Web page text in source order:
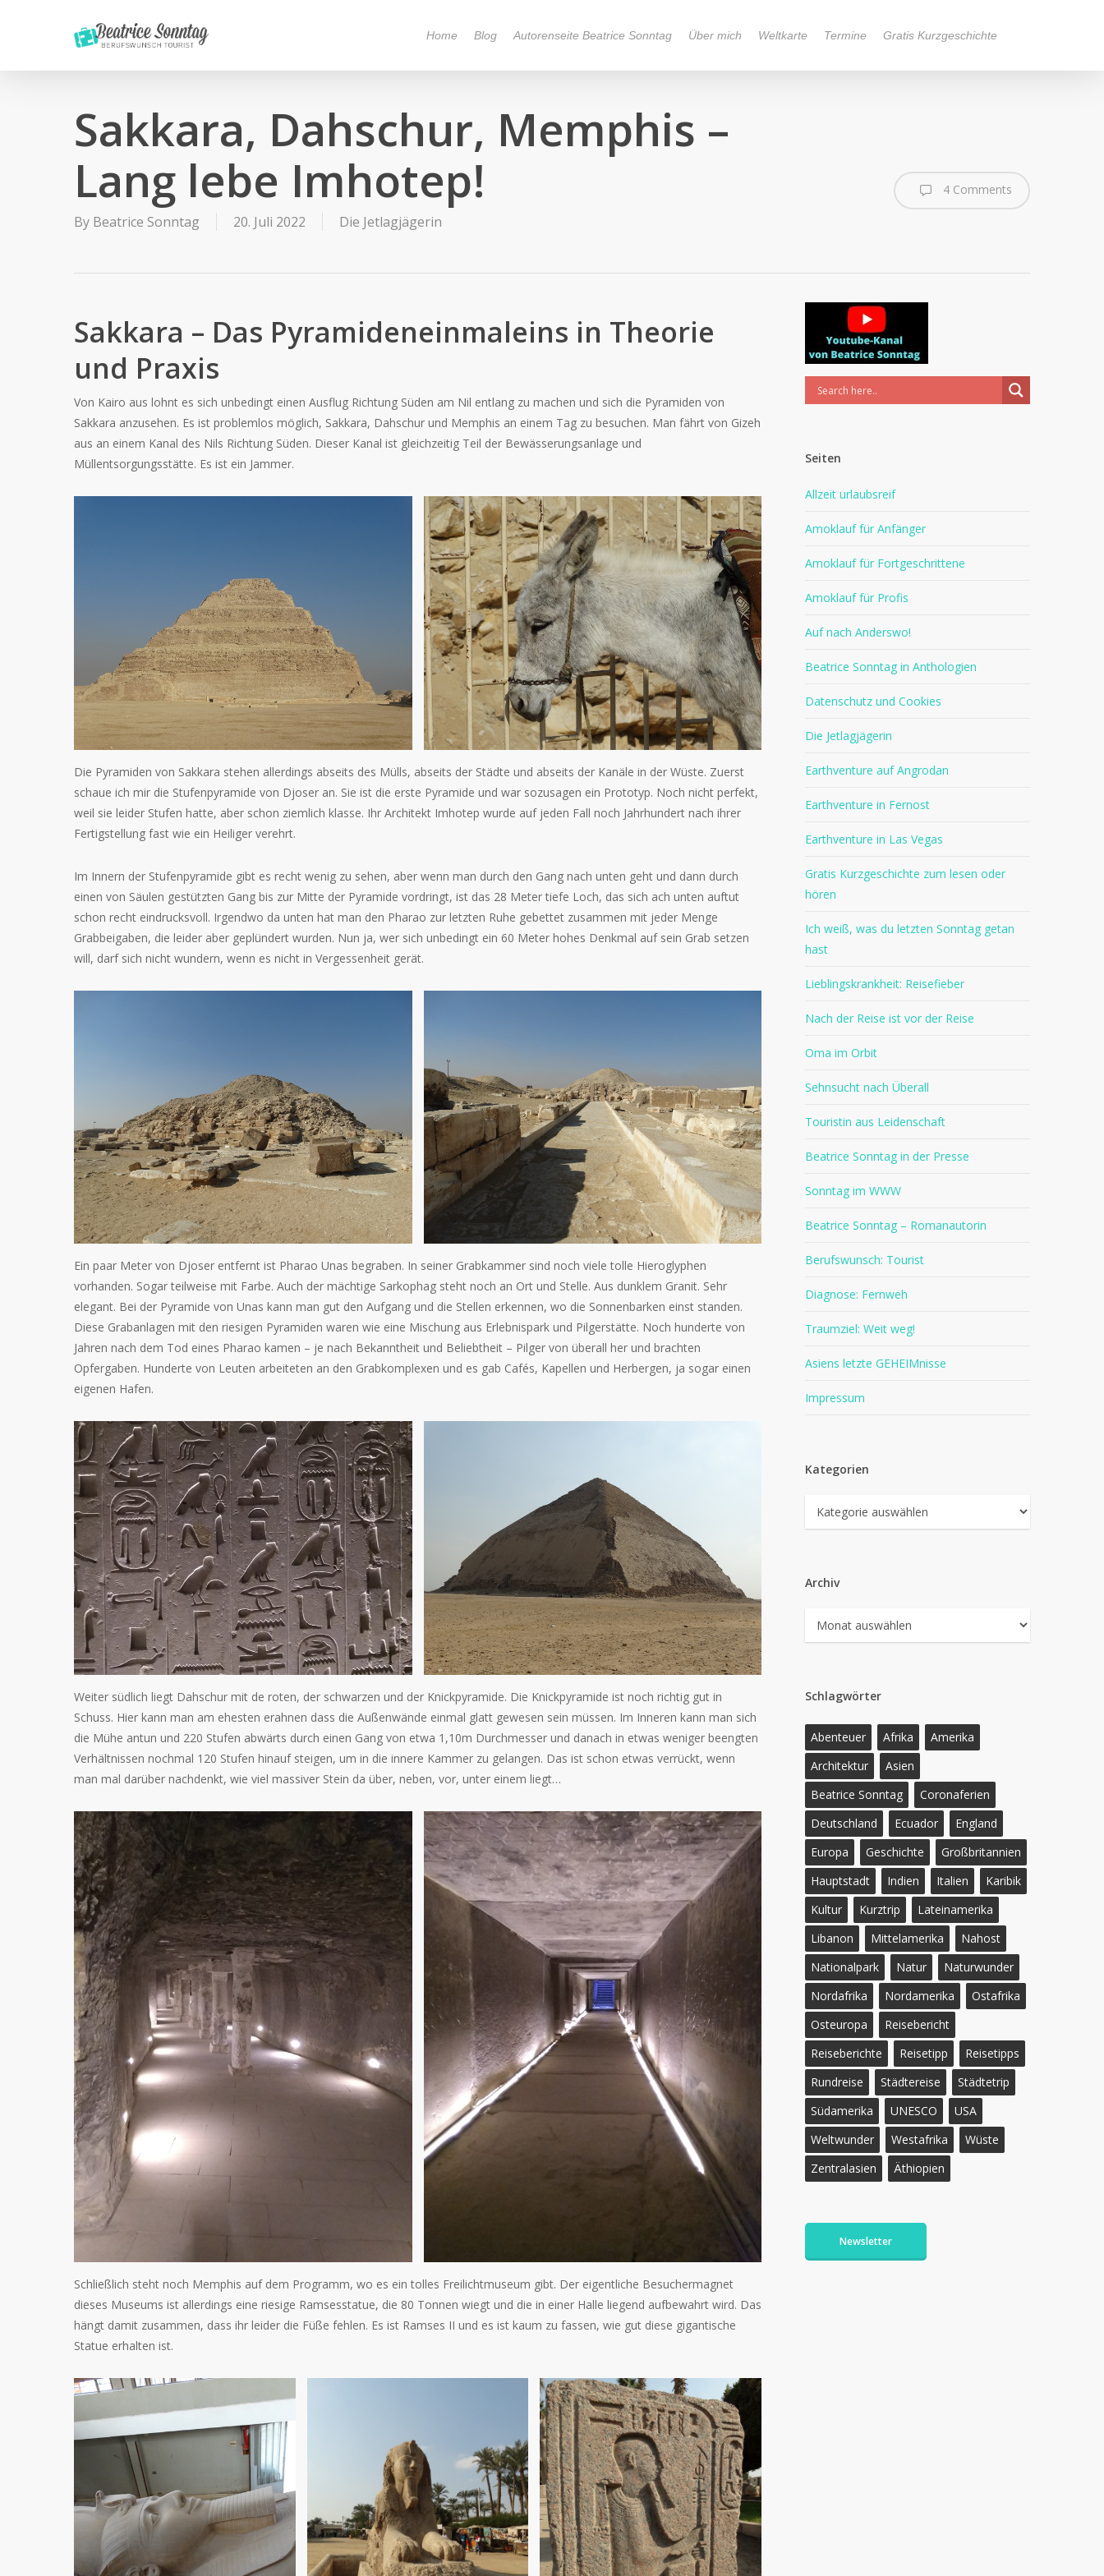
content
Home Blog Autorenseite Beatrice Sonntag Über mich Weltkarte Termine Gratis Kurzgeschichte
Sakkara, Dahschur, Memphis –
Lang lebe Imhotep!
By Beatrice Sonntag 20. Juli 2022 Die Jetlagjägerin
4 Comments
Sakkara – Das Pyramideneinmaleins in Theorie
und Praxis
Von Kairo aus lohnt es sich unbedingt einen Ausflug Richtung Süden am Nil entlang zu machen und sich die Pyramiden von
Sakkara anzusehen. Es ist problemlos möglich, Sakkara, Dahschur und Memphis an einem Tag zu besuchen. Man fährt von Gizeh
aus an einem Kanal des Nils Richtung Süden. Dieser Kanal ist gleichzeitig Teil der Bewässerungsanlage und
Müllentsorgungsstätte. Es ist ein Jammer.
Die Pyramiden von Sakkara stehen allerdings abseits des Mülls, abseits der Städte und abseits der Kanäle in der Wüste. Zuerst
schaue ich mir die Stufenpyramide von Djoser an. Sie ist die erste Pyramide und war sozusagen ein Prototyp. Noch nicht perfekt,
weil sie leider Stufen hatte, aber schon ziemlich klasse. Ihr Architekt Imhotep wurde auf jeden Fall noch Jahrhundert nach ihrer
Fertigstellung fast wie ein Heiliger verehrt.
Im Innern der Stufenpyramide gibt es recht wenig zu sehen, aber wenn man durch den Gang nach unten geht und dann durch
einen von Säulen gestützten Gang bis zur Mitte der Pyramide vordringt, ist das 28 Meter tiefe Loch, das sich ach unten auftut
schon recht eindrucksvoll. Irgendwo da unten hat man den Pharao zur letzten Ruhe gebettet zusammen mit jeder Menge
Grabbeigaben, die leider aber geplündert wurden. Nun ja, wer sich unbedingt ein 60 Meter hohes Denkmal auf sein Grab setzen
will, darf sich nicht wundern, wenn es nicht in Vergessenheit gerät.
Ein paar Meter von Djoser entfernt ist Pharao Unas begraben. In seiner Grabkammer sind noch viele tolle Hieroglyphen
vorhanden. Sogar teilweise mit Farbe. Auch der mächtige Sarkophag steht noch an Ort und Stelle. Aus dunklem Granit. Sehr
elegant. Bei der Pyramide von Unas kann man gut den Aufgang und die Stellen erkennen, wo die Sonnenbarken einst standen.
Diese Grabanlagen mit den riesigen Pyramiden waren wie eine Mischung aus Erlebnispark und Pilgerstätte. Noch hunderte von
Jahren nach dem Tod eines Pharao kamen – je nach Bekanntheit und Beliebtheit – Pilger von überall her und brachten
Opfergaben. Hunderte von Leuten arbeiteten an den Grabkomplexen und es gab Cafés, Kapellen und Herbergen, ja sogar einen
eigenen Hafen.
Weiter südlich liegt Dahschur mit de roten, der schwarzen und der Knickpyramide. Die Knickpyramide ist noch richtig gut in
Schuss. Hier kann man am ehesten erahnen dass die Außenwände einmal glatt gewesen sein müssen. Im Inneren kann man sich
die Mühe antun und 220 Stufen abwärts durch einen Gang von etwa 1,10m Durchmesser und danach in etwas weniger beengten
Verhältnissen nochmal 120 Stufen hinauf steigen, um in die innere Kammer zu gelangen. Das ist schon etwas verrückt, wenn
man mal darüber nachdenkt, wie viel massiver Stein da über, neben, vor, unter einem liegt…
Schließlich steht noch Memphis auf dem Programm, wo es ein tolles Freilichtmuseum gibt. Der eigentliche Besuchermagnet
dieses Museums ist allerdings eine riesige Ramsesstatue, die 80 Tonnen wiegt und die in einer Halle liegend aufbewahrt wird. Das
hängt damit zusammen, dass ihr leider die Füße fehlen. Es ist Ramses II und es ist kaum zu fassen, wie gut diese gigantische
Statue erhalten ist.
Seiten
Allzeit urlaubsreif
Amoklauf für Anfänger
Amoklauf für Fortgeschrittene
Amoklauf für Profis
Auf nach Anderswo!
Beatrice Sonntag in Anthologien
Datenschutz und Cookies
Die Jetlagjägerin
Earthventure auf Angrodan
Earthventure in Fernost
Earthventure in Las Vegas
Gratis Kurzgeschichte zum lesen oder
hören
Ich weiß, was du letzten Sonntag getan
hast
Lieblingskrankheit: Reisefieber
Nach der Reise ist vor der Reise
Oma im Orbit
Sehnsucht nach Überall
Touristin aus Leidenschaft
Beatrice Sonntag in der Presse
Sonntag im WWW
Beatrice Sonntag – Romanautorin
Berufswunsch: Tourist
Diagnose: Fernweh
Traumziel: Weit weg!
Asiens letzte GEHEIMnisse
Impressum
Kategorien
Kategorien
Archiv
Archiv
Schlagwörter
Abenteuer Afrika
Amerika
Architektur
Asien
Beatrice Sonntag
Coronaferien
Deutschland
Ecuador
England
Europa
Geschichte
Großbritannien
Hauptstadt
Indien Italien
Karibik
Kultur
Kurztrip
Lateinamerika
Libanon
Mittelamerika
Nahost
Nationalpark
Natur
Naturwunder
Nordafrika
Nordamerika
Ostafrika
Osteuropa
Reisebericht
Reiseberichte
Reisetipp
Reisetipps
Rundreise
Städtereise
Städtetrip
Südamerika
UNESCO
USA
Weltwunder
Westafrika
Wüste
Zentralasien
Äthiopien
Newsletter